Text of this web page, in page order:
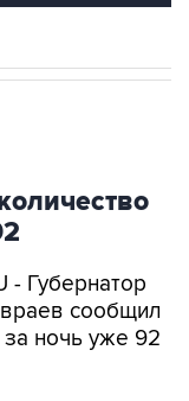
- Губернатор
сообщил
ночь уже 92